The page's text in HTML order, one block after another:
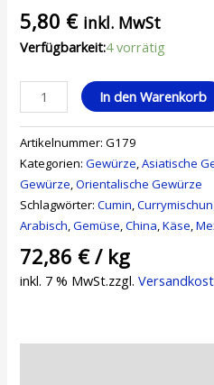
5,80 € inkl. MwSt
Verfügbarkeit:4 vorrätig
In den Warenkorb
Artikelnummer:G179
Kategorien:Gewürze,Asiatische
Gewürze,Orientalische Gewürze
Schlagwörter:Cumin,
Arabisch,Gemüse,China,Käse,
72,86 €/ kg
inkl. 7 % MwSt.zzgl.